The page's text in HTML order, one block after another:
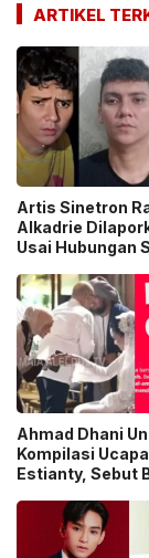
ARTIKEL
Artis Sinetron
Alkadrie
Usai Hubungan
Ahmad Dhani
Kompilasi
Estianty, Sebut
Jameela